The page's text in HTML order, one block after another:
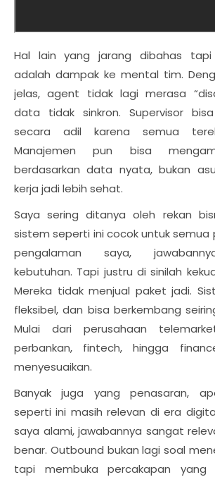
Hal lain yang jarang dibahas
adalah dampak ke mental tim.
jelas, agent tidak lagi merasa
data tidak sinkron. Supervisor
secara adil karena semua
Manajemen pun bisa
berdasarkan data nyata, bukan
kerja jadi lebih sehat.
Saya sering ditanya oleh rekan
sistem seperti ini cocok untuk semua
pengalaman saya,
kebutuhan. Tapi justru di sinilah
Mereka tidak menjual paket jadi.
fleksibel, dan bisa berkembang
Mulai dari perusahaan
perbankan, fintech, hingga
menyesuaikan.
Banyak juga yang penasaran,
seperti ini masih relevan di era
saya alami, jawabannya sangat
benar. Outbound bukan lagi soal
tapi membuka percakapan yang